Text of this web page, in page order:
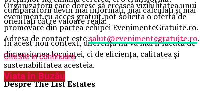
cumpărătorii devin mai informați, mai calculați și mai
orientați către valoare reală.
În acest nou context, diferența nu va mai fi făcută de
dimensiunea locuinței, ci de eficiența, calitatea și
sustenabilitatea acesteia.
Despre The List Estates
Organizatorii care doresc să crească vizibilitatea unui
eveniment cu acces gratuit pot solicita o ofertă de
promovare din partea echipei EvenimenteGratuite.ro.
Adresa de contact estesalut@evenimentegratuite.ro.
Citeste in continuare
Viața în Buzău